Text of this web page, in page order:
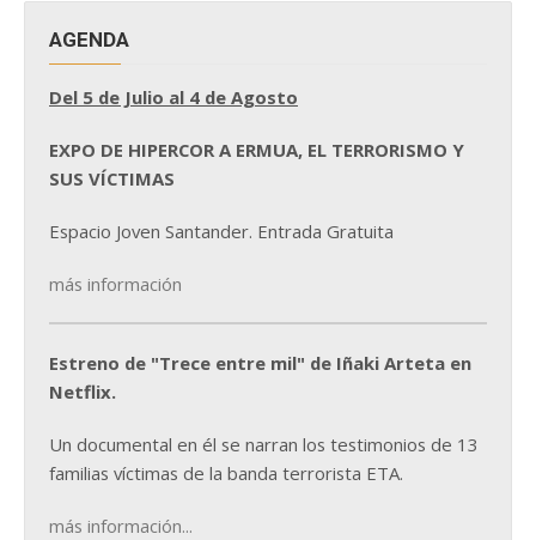
AGENDA
Del 5 de Julio al 4 de Agosto
EXPO DE HIPERCOR A ERMUA, EL TERRORISMO Y
SUS VÍCTIMAS
Espacio Joven Santander. Entrada Gratuita
más información
Estreno de "Trece entre mil" de Iñaki Arteta en
Netflix.
Un documental en él se narran los testimonios de 13
familias víctimas de la banda terrorista ETA.
más información...